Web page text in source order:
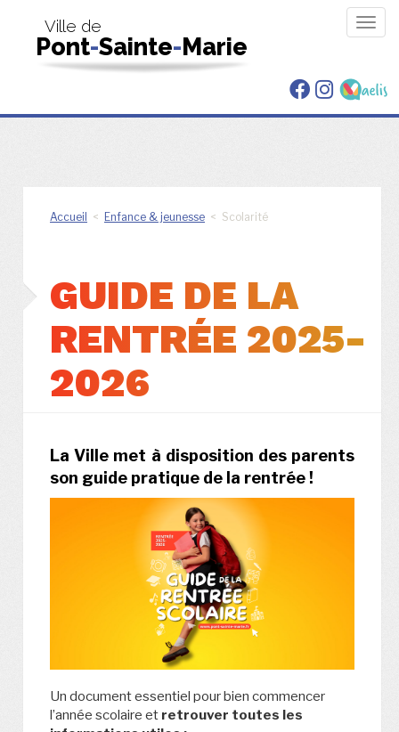
Ville de
Pont-Sainte-Marie
Accueil < Enfance & jeunesse < Scolarité
GUIDE DE LA
RENTRÉE 2025-
2026
La Ville met à disposition des parents
son guide pratique de la rentrée !
Un document essentiel pour bien commencer
l’année scolaire et retrouver toutes les